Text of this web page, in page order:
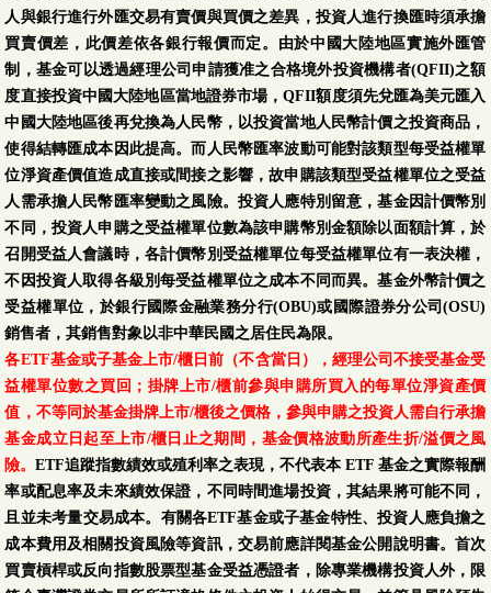
人與銀行進行外匯交易有賣價與買價之差異，投資人進行換匯時須承擔
買賣價差，此價差依各銀行報價而定。由於中國大陸地區實施外匯管
制，基金可以透過經理公司申請獲准之合格境外投資機構者(QFII)之額
度直接投資中國大陸地區當地證券市場，QFII額度須先兌匯為美元匯入
中國大陸地區後再兌換為人民幣，以投資當地人民幣計價之投資商品，
使得結轉匯成本因此提高。而人民幣匯率波動可能對該類型每受益權單
位淨資產價值造成直接或間接之影響，故申購該類型受益權單位之受益
人需承擔人民幣匯率變動之風險。投資人應特別留意，基金因計價幣別
不同，投資人申購之受益權單位數為該申購幣別金額除以面額計算，於
召開受益人會議時，各計價幣別受益權單位每受益權單位有一表決權，
不因投資人取得各級別每受益權單位之成本不同而異。基金外幣計價之
受益權單位，於銀行國際金融業務分行(OBU)或國際證券分公司(OSU)
銷售者，其銷售對象以非中華民國之居住民為限。
各ETF基金或子基金上市/櫃日前（不含當日），經理公司不接受基金受
益權單位數之買回；掛牌上市/櫃前參與申購所買入的每單位淨資產價
值，不等同於基金掛牌上市/櫃後之價格，參與申購之投資人需自行承擔
基金成立日起至上市/櫃日止之期間，基金價格波動所產生折/溢價之風
險。ETF追蹤指數績效或殖利率之表現，不代表本 ETF 基金之實際報酬
率或配息率及未來績效保證，不同時間進場投資，其結果將可能不同，
且並未考量交易成本。有關各ETF基金或子基金特性、投資人應負擔之
成本費用及相關投資風險等資訊，交易前應詳閱基金公開說明書。首次
買賣槓桿或反向指數股票型基金受益憑證者，除專業機構投資人外，限